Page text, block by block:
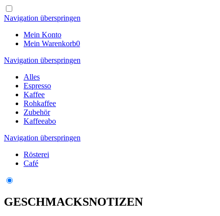
Navigation überspringen
Mein Konto
Mein Warenkorb0
Navigation überspringen
Alles
Espresso
Kaffee
Rohkaffee
Zubehör
Kaffeeabo
Navigation überspringen
Rösterei
Café
GESCHMACKSNOTIZEN